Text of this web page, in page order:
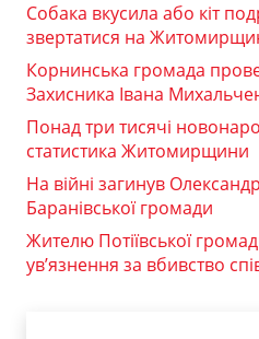
Собака вкусила або кіт
звертатися на
Корнинська громада
Захисника Івана
Понад три тисячі
статистика Житомирщини
На війні загинув
Баранівської громади
Жителю Потіївської
ув’язнення за вбивство